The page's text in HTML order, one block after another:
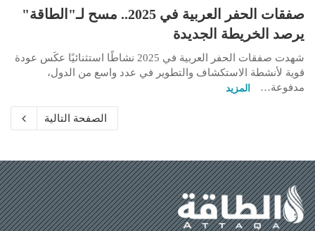
صفقات الحفر العربية في 2025.. مسح لـ"الطاقة"
يرصد الخريطة الجديدة
شهدت صفقات الحفر العربية في 2025 نشاطًا استثنائيًا عكَس عودة
قوية لأنشطة الاستكشاف والتطوير في عدد واسع من الدول،
مدفوعة…
المزيد
الصفحة التالية